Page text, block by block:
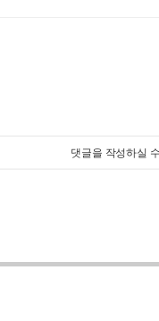
댓글을 작성하실